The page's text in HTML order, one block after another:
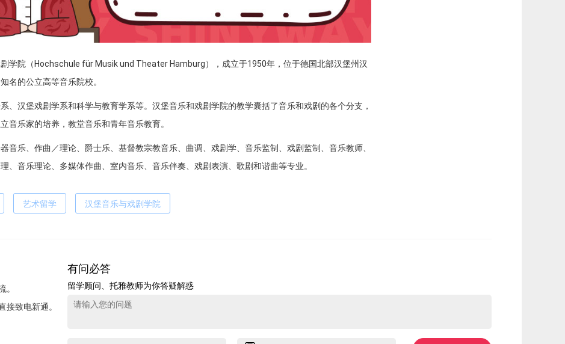
学院（Hochschule für Musik und Theater Hamburg），成立于1950年，位于德国北部汉堡州汉
名的公立高等音乐院校。
、汉堡戏剧学系和科学与教育学系等。汉堡音乐和戏剧学院的教学囊括了音乐和戏剧的各个分支，
音乐家的培养，教堂音乐和青年音乐教育。
音乐、作曲／理论、爵士乐、基督教宗教音乐、曲调、戏剧学、音乐监制、戏剧监制、音乐教师、
、音乐理论、多媒体作曲、室内音乐、音乐伴奏、戏剧表演、歌剧和谐曲等专业。
艺术留学 汉堡音乐与戏剧学院
。
接致电新通。
有问必答
留学顾问、托雅教师为你答疑解惑